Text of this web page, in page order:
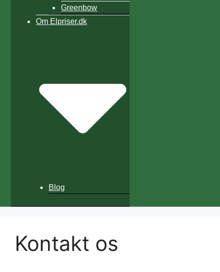
Greenbow
Om Elpriser.dk
Blog
Kontakt os